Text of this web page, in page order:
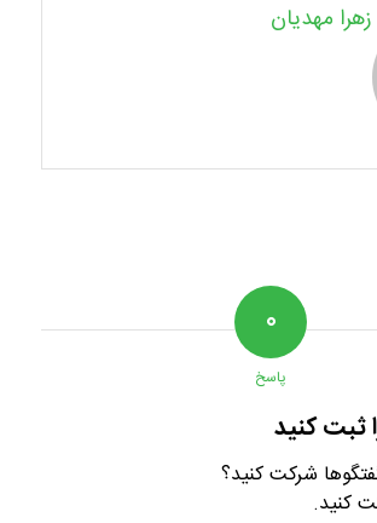
زهرا مهدیان
۰
پاسخ
ثبت کنید
شرکت کنید؟
کنید.